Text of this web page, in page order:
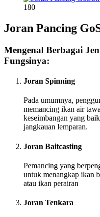
180
Joran Pancing
Mengenal Berbagai
Fungsinya:
Joran Spinning
Pada umumnya,
memancing ikan air
keseimbangan yang
jangkauan lemparan.
Joran Baitcasting
Pemancing yang
untuk menangkap ikan
atau ikan perairan
Joran Tenkara